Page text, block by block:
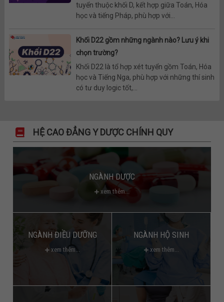
tuyển thuộc khối D, kết hợp giữa Toán, Hóa
học và tiếng Pháp, phù hợp với...
Khối D22 gồm những ngành nào? Lưu ý khi
chọn trường?
Khối D22 là tổ hợp xét tuyển gồm Toán, Hóa
học và Tiếng Nga, phù hợp với những thí sinh
có tư duy logic tốt,...
HỆ CAO ĐẲNG Y DƯỢC CHÍNH QUY
NGÀNH DƯỢC
xem thêm...
NGÀNH ĐIỀU DƯỠNG
xem thêm...
NGÀNH HỘ SINH
xem thêm...